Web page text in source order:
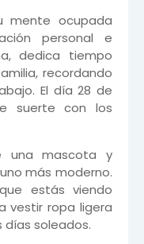
mente ocupada
personal e
dedica tiempo
recordando
El día 28 de
suerte con los
una mascota y
más moderno.
estás viendo
vestir ropa ligera
soleados.